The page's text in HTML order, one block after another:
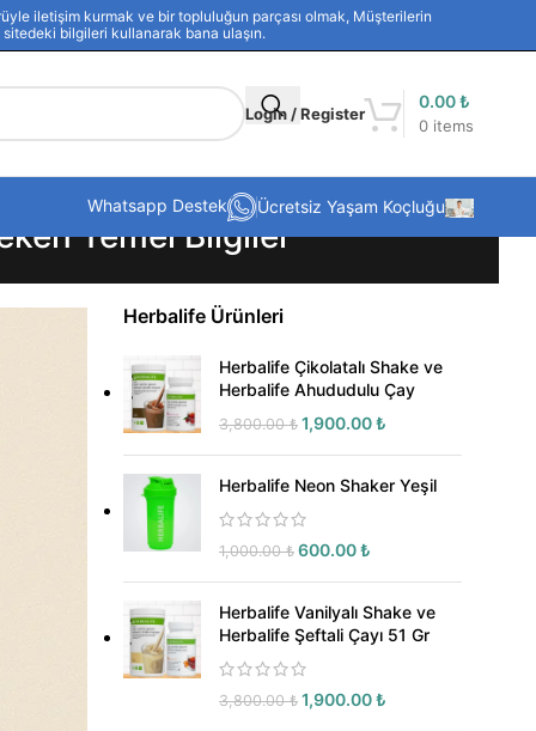
iletişim kurmak ve bir topluluğun parçası olmak, Müşterilerin
bilgileri kullanarak bana ulaşın.
Login / Register
0 items
0.00₺
Whatsapp Destek Ücretsiz Yaşam Koçluğu
Temel Bilgiler
Herbalife Ürünleri
Herbalife Çikolatalı Shake ve
Herbalife Ahududulu Çay
3,800.00₺ 1,900.00₺
Herbalife Neon Shaker Yeşil
1,000.00₺ 600.00₺
Herbalife Vanilyalı Shake ve
Herbalife Şeftali Çayı 51 Gr
3,800.00₺ 1,900.00₺